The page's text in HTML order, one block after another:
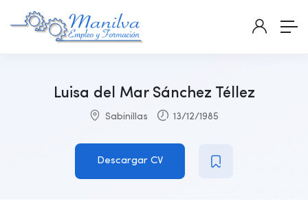
Luisa del Mar Sánchez Téllez
Sabinillas 13/12/1985
Descargar CV